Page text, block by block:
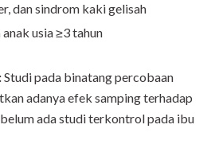
dan sindrom kaki gelisah
usia ≥3 tahun
Studi pada binatang percobaan
adanya efek samping terhadap
ada studi terkontrol pada ibu